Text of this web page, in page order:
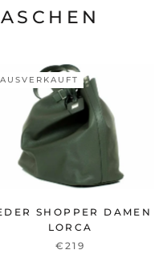
AUSVERKAUFT
SHOPPER DAMEN
LORCA
€219